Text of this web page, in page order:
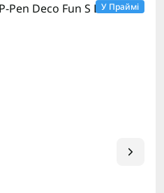
У Праймі